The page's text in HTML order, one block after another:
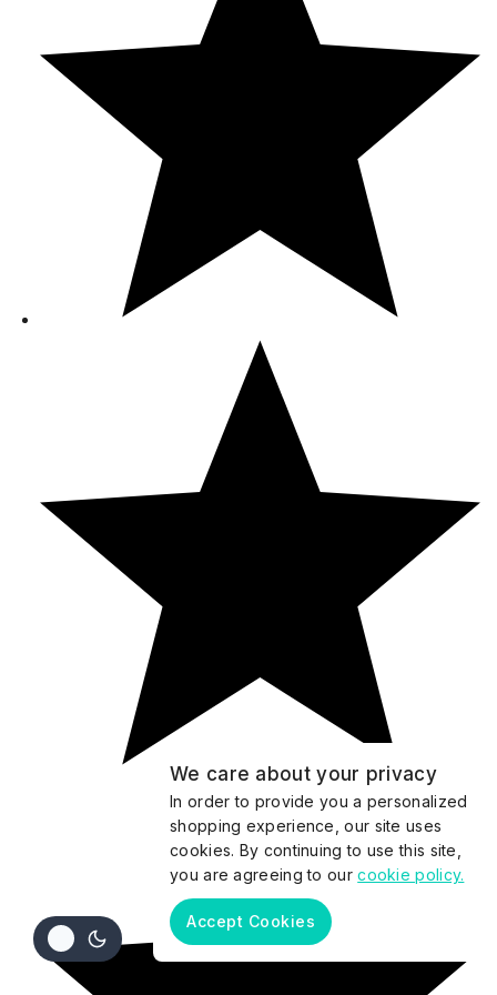
We care about your privacy
In order to provide you a personalized
shopping experience, our site uses
cookies. By continuing to use this site,
you are agreeing to ourcookie policy.
Accept Cookies